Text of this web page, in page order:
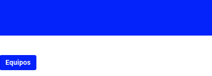
Equipos